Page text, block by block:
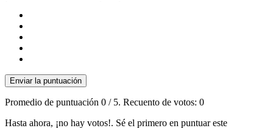
Enviar la puntuación
Promedio de puntuación 0 / 5. Recuento de votos: 0
Hasta ahora, ¡no hay votos!. Sé el primero en puntuar este